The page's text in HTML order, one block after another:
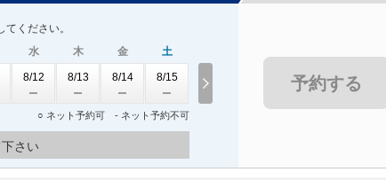
ください。
水
8/12
木
8/13
金
8/14
土
8/15
○ ネット予約可 - ネット予約不可
さい
予約する